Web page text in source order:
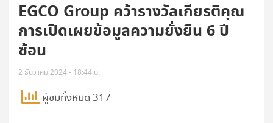
EGCO Group คว้ารางวัลเกียรติคุณ
การเปิดเผยข้อมูลความยั่งยืน 6 ปี
ซ้อน
2 ธันวาคม 2024 - 18:44 น.
ผู้ชมทั้งหมด 317